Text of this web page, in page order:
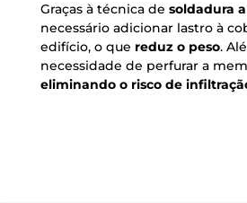
Graças à técnica de soldadura
necessário adicionar lastro à
edifício, o que reduz o peso.
necessidade de perfurar a
eliminando o risco de